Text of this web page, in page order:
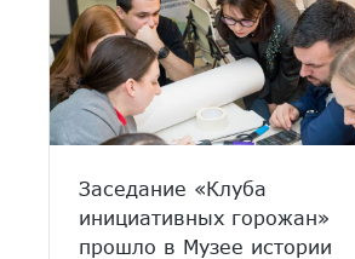
Заседание «Клуба
инициативных горожан»
прошло в Музее истории